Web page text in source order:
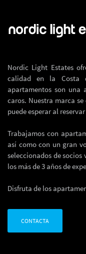
Nordic Light Estates
calidad en la Costa
apartamentos son una
caros. Nuestra marca
puede esperar al
Trabajamos con
así como con un gran
seleccionados de socios
los más de 3 años de
Disfruta de los
CONTACTA